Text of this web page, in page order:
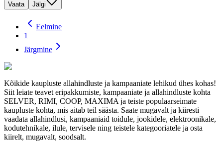
Vaata Jälgi
Eelmine
1
Järgmine
Kõikide kaupluste allahindluste ja kampaaniate lehikud ühes kohas!
Siit leiate teavet eripakkumiste, kampaaniate ja allahindluste kohta
SELVER, RIMI, COOP, MAXIMA ja teiste populaarseimate
kaupluste kohta, mis aitab teil säästa. Saate mugavalt ja kiiresti
vaadata allahindlusi, kampaaniaid toidule, jookidele, elektroonikale,
kodutehnikale, ilule, tervisele ning teistele kategooriatele ja osta
kiirelt, mugavalt, soodsalt.